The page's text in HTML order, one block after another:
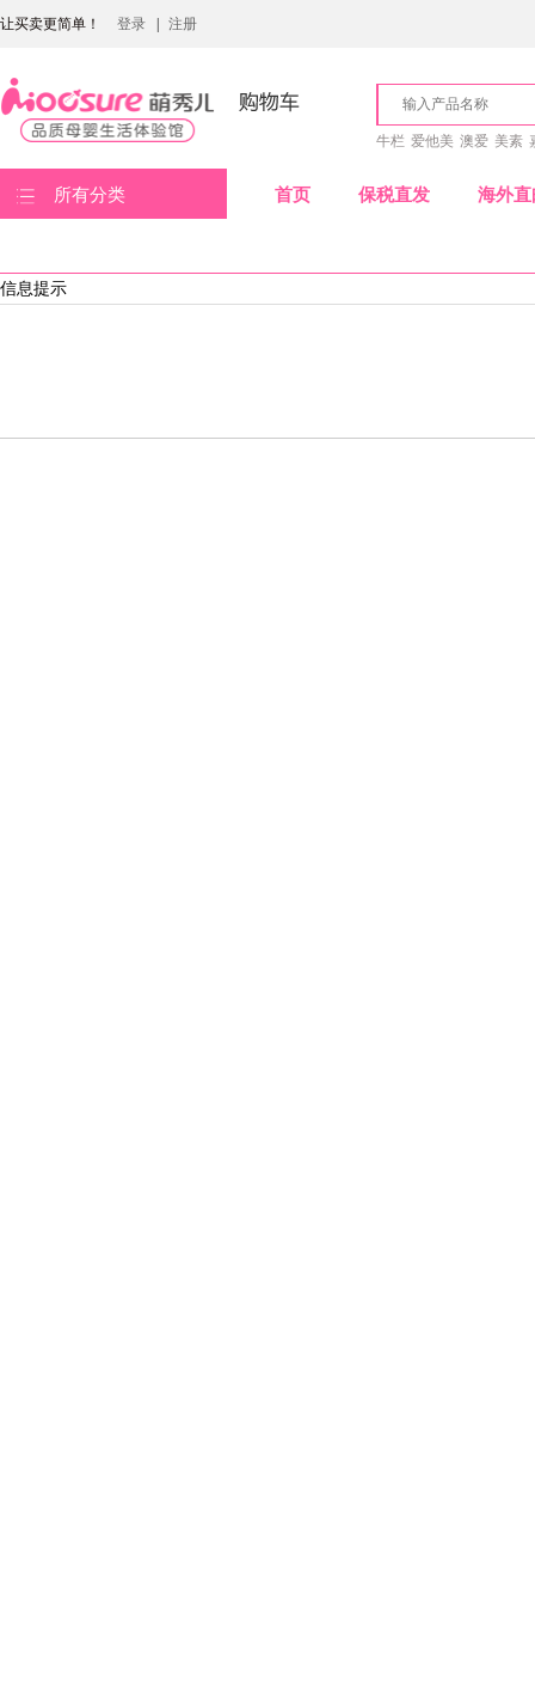
让买卖更简单！ 登录 注册
牛栏 爱他美 澳爱 美素
所有分类 首页 保税直发 海外直
信息提示